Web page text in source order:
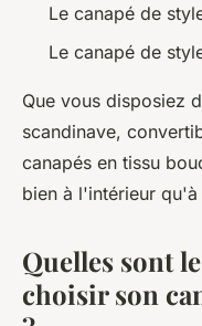
Le canapé de
Le canapé de
Que vous disposiez
scandinave,
canapés en tissu
bien à l'intérieur
Quelles sont
choisir son